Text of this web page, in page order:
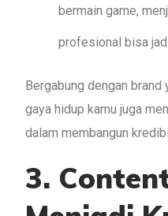
bermain game,
profesional bisa
Bergabung dengan
gaya hidup kamu juga
dalam membangun
3.